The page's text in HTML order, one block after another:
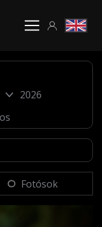
Fotósok